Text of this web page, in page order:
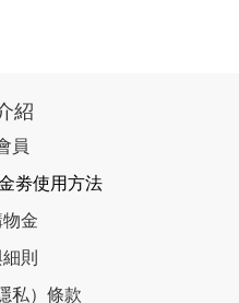
紹
員
劵使用方法
金
則
私）條款